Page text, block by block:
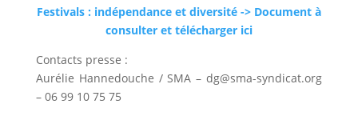
Festivals : indépendance et diversité -> Document à
consulter et télécharger ici
Contacts presse :
Aurélie Hannedouche / SMA – dg@sma-syndicat.org
– 06 99 10 75 75